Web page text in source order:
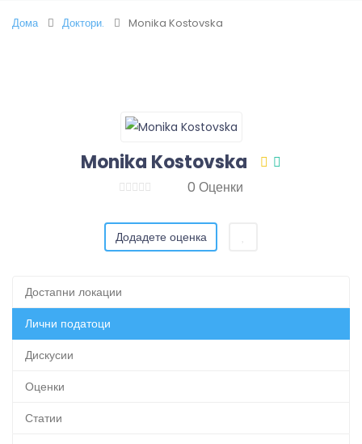
Дома Доктори. Monika Kostovska
Monika Kostovska
0 Оценки
Додадете оценка
Достапни локации
Лични податоци
Дискусии
Оценки
Статии